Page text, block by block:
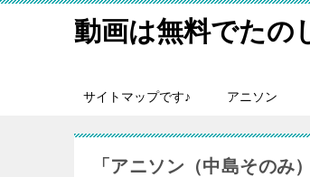
動画は無料でたの
サイトマップです♪ アニソン
「アニソン（中島そのみ